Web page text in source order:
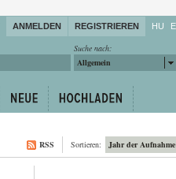
ANMELDEN REGISTRIEREN HU
Suche nach:
Allgemein
Jahr der Aufnahme
Sortieren:
RSS